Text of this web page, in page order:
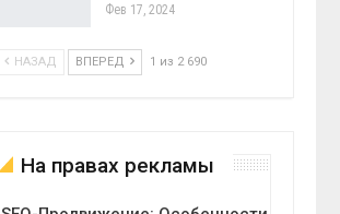
Фев 17, 2024
НАЗАД ВПЕРЕД 1 из 2 690
На правах рекламы